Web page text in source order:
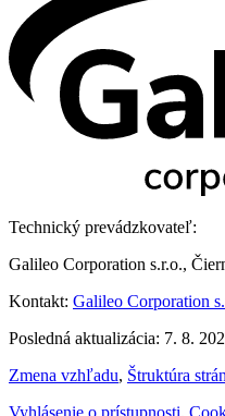
Technický prevádzkovateľ:
Galileo Corporation s.r.o.,
Kontakt: Galileo Corporation
Posledná aktualizácia: 7. 8.
Zmena vzhľadu, Štruktúra